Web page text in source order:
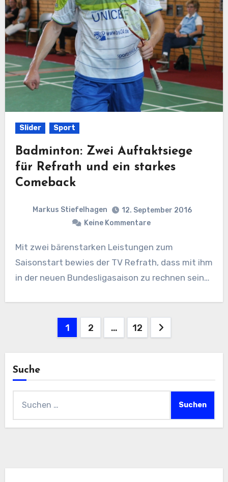
Slider Sport
Badminton: Zwei Auftaktsiege
für Refrath und ein starkes
Comeback
Markus Stiefelhagen
12. September 2016
Keine Kommentare
Mit zwei bärenstarken Leistungen zum
Saisonstart bewies der TV Refrath, dass mit ihm
in der neuen Bundesligasaison zu rechnen sein…
Seitennummerierung
Beiträge
1 2 … 12
Suche
nach: